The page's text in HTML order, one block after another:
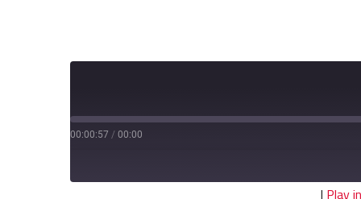
00:00
/
00:00:57
| Play